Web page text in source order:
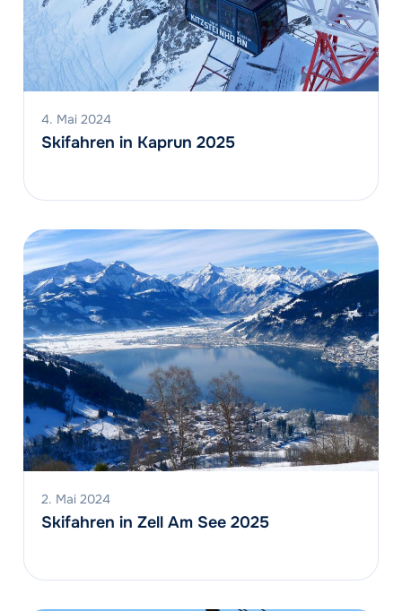
4. Mai 2024
Skifahren in Kaprun 2025
2. Mai 2024
Skifahren in Zell Am See 2025